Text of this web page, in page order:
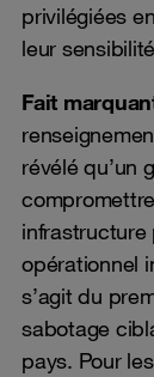
privilégiées
leur
Fait
révélé qu’un
infrastructure
opérationnel
s’agit du
sabotage
pays. Pour